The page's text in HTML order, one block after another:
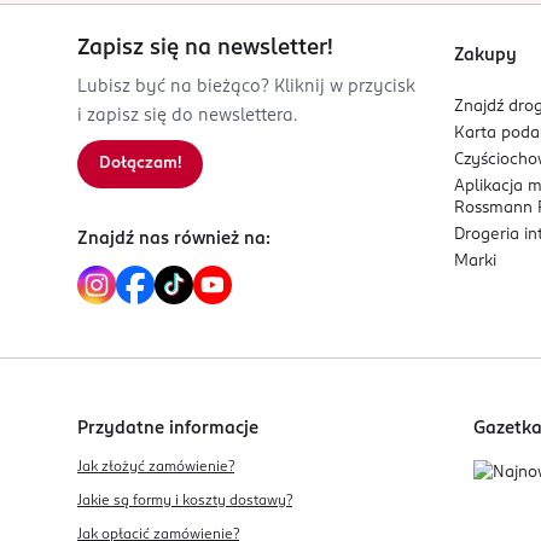
0 074764 367372
Zapisz się na newsletter!
Lubisz być na bieżąco? Kliknij w przycisk
i zapisz się do newslettera.
Dołączam!
Znajdź nas również na:
Zakupy
Znajdź
Karta
Aplikacja
Rossmann
Drogeria
Marki
Przydatne informacje
Jak złożyć zamówienie?
Jakie są formy i koszty dostawy?
Jak opłacić zamówienie?
Gazetka